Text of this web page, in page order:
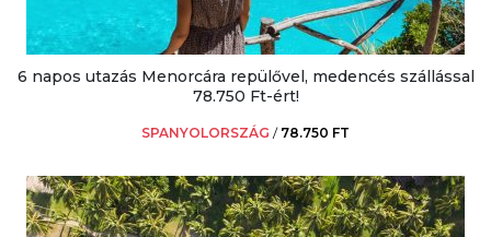
6 napos utazás Menorcára repülővel, medencés szállással
78.750 Ft-ért!
SPANYOLORSZÁG / 78.750 FT